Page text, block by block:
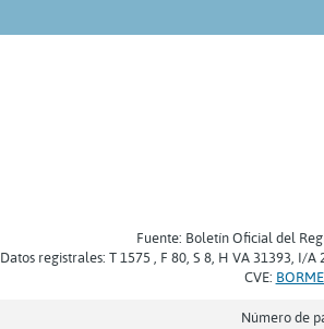
Fuente: Boletín Oficial del
Datos registrales: T 1575 , F 80, S 8, H VA 31393, I/
CVE:
Número de